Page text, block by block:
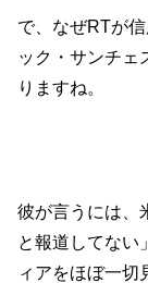
で、なぜRTが
ック・サンチェ
りますね。
彼が言うには、
と報道してない
ィアをほぼ一切